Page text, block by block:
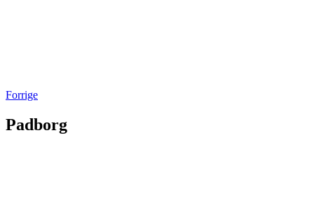
Forrige
Padborg